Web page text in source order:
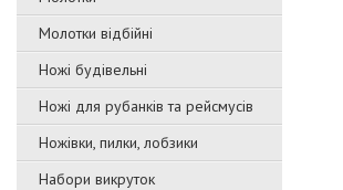
Молотки відбійні
Ножі будівельні
Ножі для рубанків та рейсмусів
Ножівки, пилки, лобзики
Набори викруток